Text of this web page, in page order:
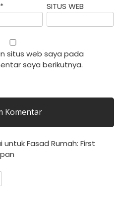
* SITUS WEB
situs web saya pada
saya berikutnya.
untuk Fasad Rumah: First